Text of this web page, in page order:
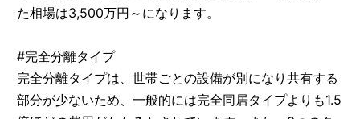
た相場は3,500万円～になります。
#完全分離タイプ
完全分離タイプは、世帯ごとの設備が別になり共有する
部分が少ないため、一般的には完全同居タイプよりも1.5